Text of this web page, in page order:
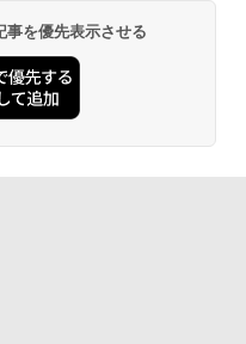
を優先表示させる